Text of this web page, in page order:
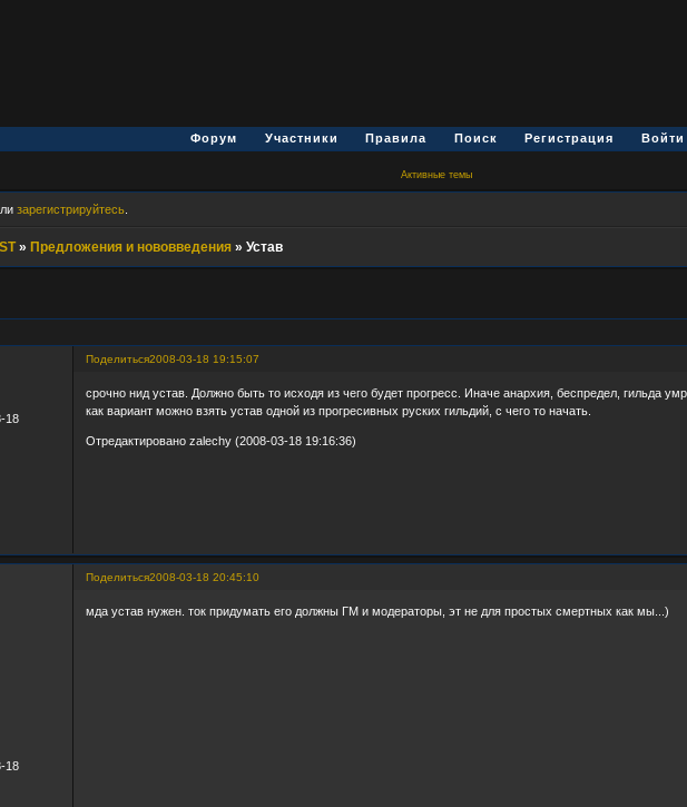
Форум Участники Правила Поиск Регистрация Войти
Активные темы
зарегистрируйтесь.
» Предложения и нововведения » Устав
Поделиться2008-03-18 19:15:07
18
срочно нид устав. Должно быть то исходя из чего будет прогресс. Иначе анархия, беспредел, гильда
как вариант можно взять устав одной из прогресивных руских гильдий, с чего то начать.
Отредактировано zalechy (2008-03-18 19:16:36)
Поделиться2008-03-18 20:45:10
18
мда устав нужен. ток придумать его должны ГМ и модераторы, эт не для простых смертных как мы...)